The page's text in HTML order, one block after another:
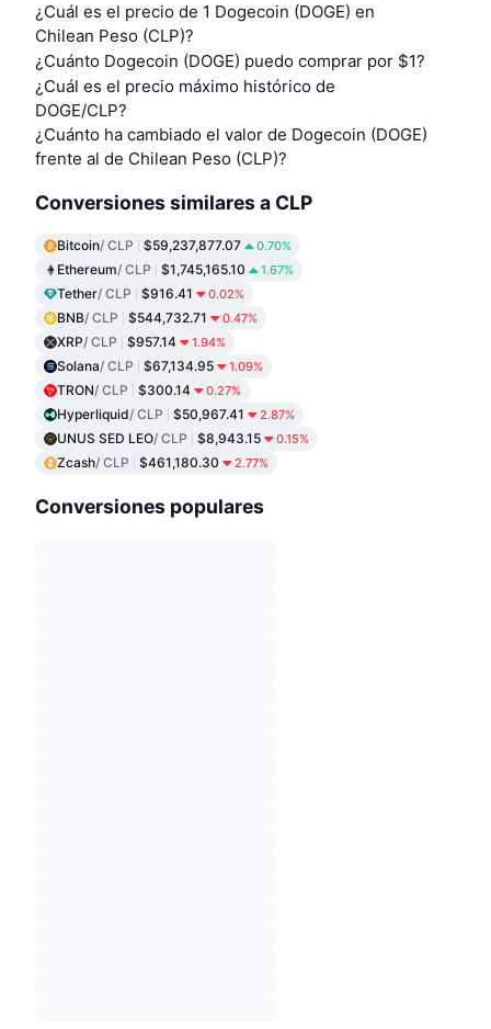
¿Cuál es el precio de 1 Dogecoin (DOGE) en
Chilean Peso (CLP)?
¿Cuánto Dogecoin (DOGE) puedo comprar por $1?
¿Cuál es el precio máximo histórico de
DOGE/CLP?
¿Cuánto ha cambiado el valor de Dogecoin (DOGE)
frente al de Chilean Peso (CLP)?
Conversiones similares a CLP
Bitcoin/ CLP $59,237,877.07 0.70%
Ethereum/ CLP $1,745,165.10 1.67%
Tether/ CLP $916.41 0.02%
BNB/ CLP $544,732.71 0.47%
XRP/ CLP $957.14 1.94%
Solana/ CLP $67,134.95 1.09%
TRON/ CLP $300.14 0.27%
Hyperliquid/ CLP $50,967.41 2.87%
UNUS SED LEO/ CLP $8,943.15 0.15%
Zcash/ CLP $461,180.30 2.77%
Conversiones populares